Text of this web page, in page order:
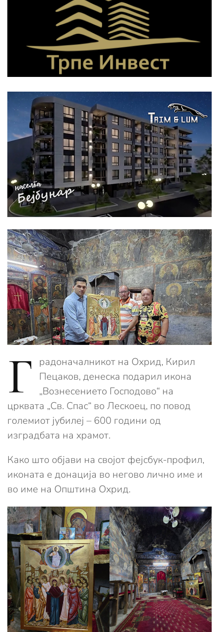
Г
радоначалникот на Охрид, Кирил
Пецаков, денеска подарил икона
„Вознесението Господово“ на
црквата „Св. Спас“ во Лескоец, по повод
големиот јубилеј – 600 години од
изградбата на храмот.
Како што објави на својот фејсбук-профил,
иконата е донација во негово лично име и
во име на Општина Охрид.